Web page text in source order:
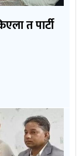
त पार्टी